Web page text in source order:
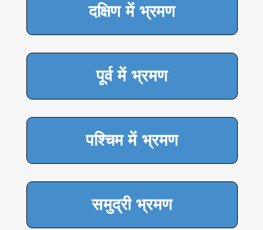
दक्षिण में भ्रमण
पूर्व में भ्रमण
पश्चिम में भ्रमण
समुद्री भ्रमण